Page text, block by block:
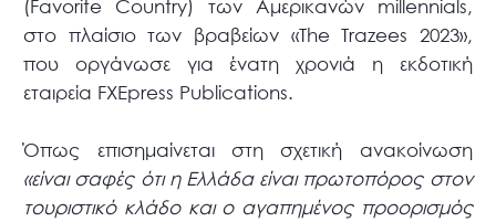
(Favorite Country) των Αμερικανών millennials,
στο πλαίσιο των βραβείων «The Trazees 2023»,
που οργάνωσε για ένατη χρονιά η εκδοτική
εταιρεία FXEpress Publications.
Όπως επισημαίνεται στη σχετική ανακοίνωση
«είναι σαφές ότι η Ελλάδα είναι πρωτοπόρος στον
τουριστικό κλάδο και ο αγαπημένος προορισμός